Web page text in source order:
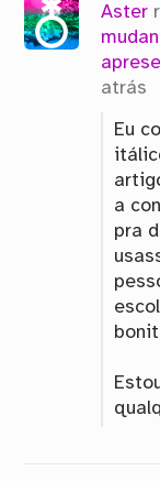
Aster
atrás
Eu
a
pra